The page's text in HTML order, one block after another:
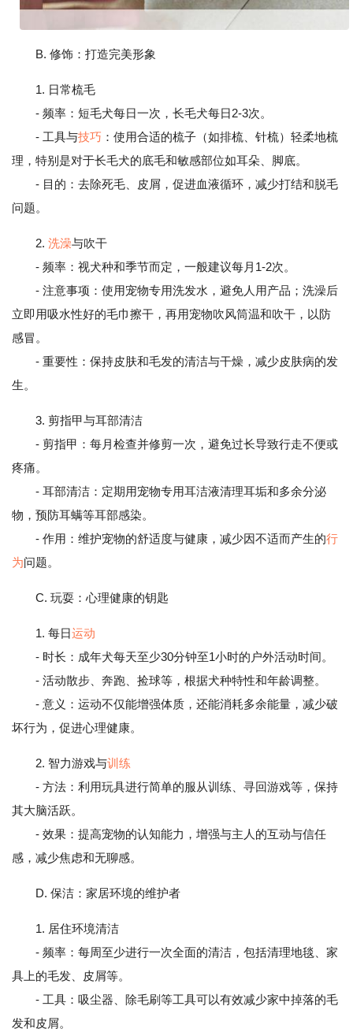
B. 修饰：打造完美形象
1. 日常梳毛
- 频率：短毛犬每日一次，长毛犬每日2-3次。
- 工具与技巧 ：使用合适的梳子（如排梳、针梳）轻柔地梳
理，特别是对于长毛犬的底毛和敏感部位如耳朵、脚底。
- 目的：去除死毛、皮屑，促进血液循环，减少打结和脱毛
问题。
2. 洗澡与吹干
- 频率：视犬种和季节而定，一般建议每月1-2次。
- 注意事项：使用宠物专用洗发水，避免人用产品；洗澡后
立即用吸水性好的毛巾擦干，再用宠物吹风筒温和吹干，以防
感冒。
- 重要性：保持皮肤和毛发的清洁与干燥，减少皮肤病的发
生。
3. 剪指甲与耳部清洁
- 剪指甲：每月检查并修剪一次，避免过长导致行走不便或
疼痛。
- 耳部清洁：定期用宠物专用耳洁液清理耳垢和多余分泌
物，预防耳螨等耳部感染。
- 作用：维护宠物的舒适度与健康，减少因不适而产生的行
为问题。
C. 玩耍：心理健康的钥匙
1. 每日运动
- 时长：成年犬每天至少30分钟至1小时的户外活动时间。
- 活动散步、奔跑、捡球等，根据犬种特性和年龄调整。
- 意义：运动不仅能增强体质，还能消耗多余能量，减少破
坏行为，促进心理健康。
2. 智力游戏与训练
- 方法：利用玩具进行简单的服从训练、寻回游戏等，保持
其大脑活跃。
- 效果：提高宠物的认知能力，增强与主人的互动与信任
感，减少焦虑和无聊感。
D. 保洁：家居环境的维护者
1. 居住环境清洁
- 频率：每周至少进行一次全面的清洁，包括清理地毯、家
具上的毛发、皮屑等。
- 工具：吸尘器、除毛刷等工具可以有效减少家中掉落的毛
发和皮屑。